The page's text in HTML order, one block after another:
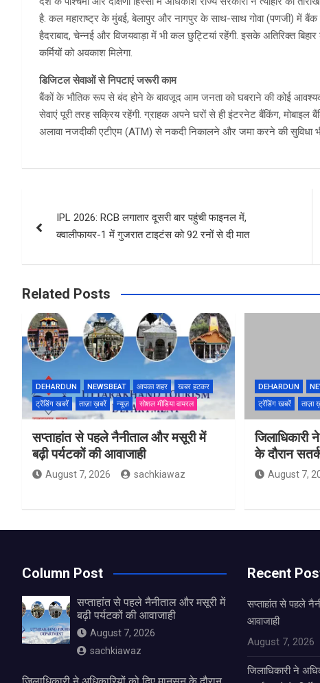
है. कल महाराष्ट्र के मुंबई, बेलापुर और नागपुर के साथ-साथ गोवा (पणजी) में
हैदराबाद, चेन्नई और विजयवाड़ा में भी कल छुट्टियां रहेंगी. इसके अतिरिक्त
कर्मियों को अवकाश मिलेगा.
डिजिटल सेवाओं से निपटाएं जरूरी काम
बैंकों के भौतिक रूप से बंद होने के बावजूद आम जनता को घबराने की कोई
सेवाएं पूरी तरह सक्रिय रहेंगी. ग्राहक अपने घरों से ही इंटरनेट बैंकिंग,
अलावा नजदीकी एटीएम (ATM) से नकदी निकालने और जमा करने की सुविधा
navigation
IPL 2026: RCB लगातार दूसरी बार पहुंची फाइनल में,
क्वालीफायर-1 में गुजरात टाइटंस को 92 रनों से दी मात
Related Posts
DEHARDUN NEWSBEAT आपका शहर
खबर हटकर
ट्रेंडिंग खबरें
ताज़ा ख़बरें न्यूज़ सोशल मीडिया वायरल
सप्ताहांत से पहले नैनीताल और मसूरी में
बढ़ी पर्यटकों की आवाजाही
August 7, 2026 sachkiawaz
DEHARDUN
ट्रेंडिंग खबरें
ताज़ा
जिलाधिकारी
के दौरान
August 7,
Column Post
सप्ताहांत से पहले नैनीताल और मसूरी में
बढ़ी पर्यटकों की आवाजाही
August 7, 2026
sachkiawaz
Recent
सप्ताहांत से पहले
आवाजाही
August 7, 2026
जिलाधिकारी ने